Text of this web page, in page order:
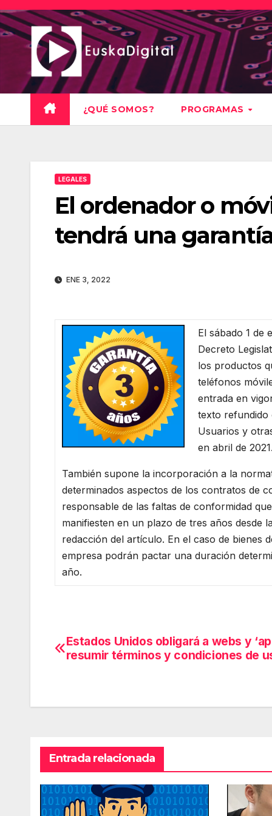
Saltar
al
contenido
¿QUÉ SOMOS? PROGRAMAS
LEGALES
El ordenador o
tendrá una
ENE 3, 2022
El sábado 1 de
Decreto
los productos
teléfonos
entrada en
texto refundido
Usuarios y
en abril de
También supone la incorporación a la
determinados aspectos de los contratos de
responsable de las faltas de conformidad
manifiesten en un plazo de tres años desde
redacción del artículo. En el caso de bienes
empresa podrán pactar una duración
año.
Navegación
Estados Unidos obligará a webs y
resumir términos y condiciones de
Entrada relacionada